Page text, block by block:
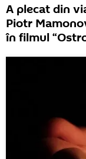
A plecat din
Piotr
în filmul